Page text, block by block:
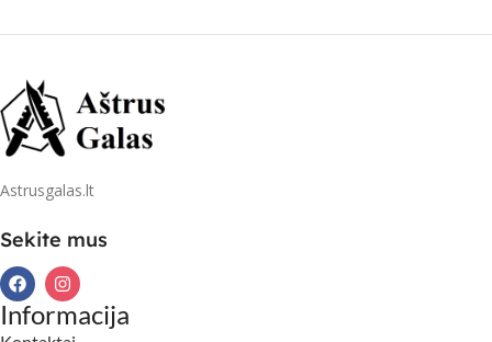
Astrusgalas.lt
Sekite mus
Informacija